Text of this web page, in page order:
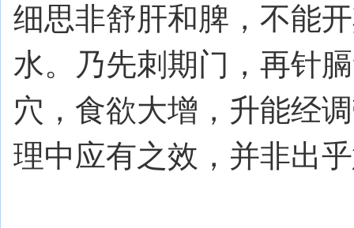
细思非舒肝和脾，不能
水。乃先刺期门，再针
穴，食欲大增，升能经
理中应有之效，并非出